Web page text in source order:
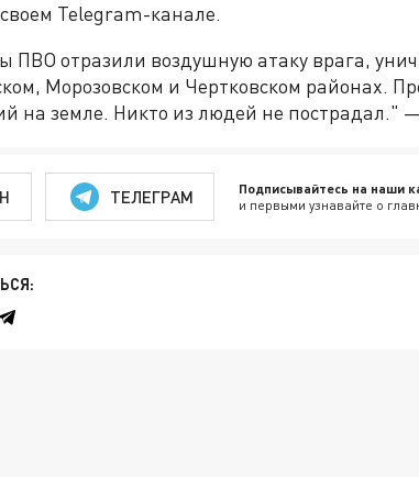
Telegram-канале.
ПВО отразили воздушную атаку врага,
Морозовском и Чертковском районах.
на земле. Никто из людей не пострадал."
ТЕЛЕГРАМ Подписывайтесь на наши
и первыми узнавайте о